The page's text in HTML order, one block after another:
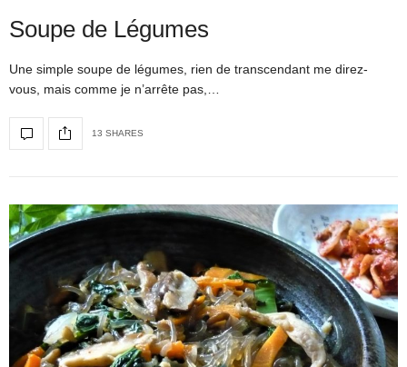
Soupe de Légumes
Une simple soupe de légumes, rien de transcendant me direz-
vous, mais comme je n’arrête pas,…
13 SHARES